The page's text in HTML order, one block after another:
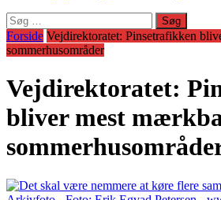
Søg
efter:
Forside Vejdirektoratet: Pinsetrafikken
sommerhusområder
Vejdirektoratet:
bliver mest